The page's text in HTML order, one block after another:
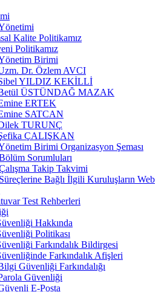
Kalite Politikamız
Politikamız
Birimi
Dr. Özlem AVCI
YILDIZ KEKİLLİ
ÜSTÜNDAĞ MAZAK
ERTEK
SATCAN
TURUNÇ
ÇALIŞKAN
Birimi Organizasyon Şeması
Sorumluları
Takip Takvimi
Bağlı İlgili Kuruluşların Web
Test Rehberleri
Hakkında
Politikası
Farkındalık Bildirgesi
Farkındalık Afişleri
Güvenliği Farkındalığı
Güvenliği
E-Posta